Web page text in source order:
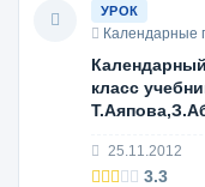
УРОК
Календарные
класс
25.11.2012
3.3